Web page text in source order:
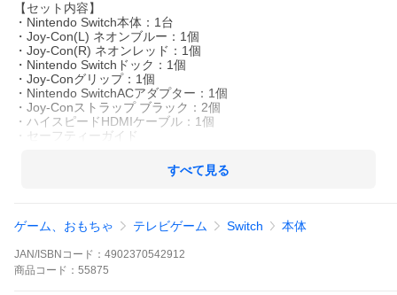
【セット内容】
・Nintendo Switch本体：1台
・Joy-Con(L) ネオンブルー：1個
・Joy-Con(R) ネオンレッド：1個
・Nintendo Switchドック：1個
・Joy-Conグリップ：1個
・Nintendo SwitchACアダプター：1個
・Joy-Conストラップ ブラック：2個
・ハイスピードHDMIケーブル：1個
・セーフティーガイド
すべて見る
ゲーム、おもちゃ テレビゲーム Switch 本体
JAN/ISBNコード： 4902370542912
商品 コード： 55875